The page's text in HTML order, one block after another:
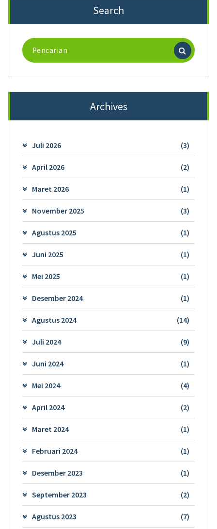
Search
Pencarian
untuk:
Archives
Juli 2026 (3)
April 2026 (2)
Maret 2026 (1)
November 2025 (3)
Agustus 2025 (1)
Juni 2025 (1)
Mei 2025 (1)
Desember 2024 (1)
Agustus 2024 (14)
Juli 2024 (9)
Juni 2024 (1)
Mei 2024 (4)
April 2024 (2)
Maret 2024 (1)
Februari 2024 (1)
Desember 2023 (1)
September 2023 (2)
Agustus 2023 (7)